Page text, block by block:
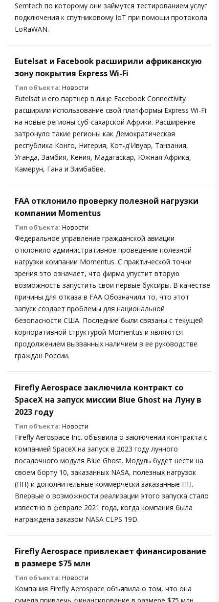
Semtech по которому они займутся тестированием услуг
подключения к спутниковому IoT при помощи протокола
LoRaWAN.
Eutelsat и Facebook расширили африканскую
зону покрытия Express Wi-Fi
Тип объекта: Новости
Eutelsat и его партнер в лице Facebook Connectivity
расширили использование свой платформы Express Wi-Fi
на новые регионы суб-сахарской Африки. Расширение
затронуло такие регионы как Демократическая
республика Конго, Нигерия, Кот-д'Ивуар, Танзания,
Уганда, Замбия, Кения, Мадагаскар, Южная Африка,
Камерун, Гана и Зимбабве.
FAA отклонило проверку полезной нагрузки
компании Momentus
Тип объекта: Новости
Федеральное управление гражданской авиации
отклонило административное проведение полезной
нагрузки компании Momentus. С практической точки
зрения это означает, что фирма упустит вторую
возможность запустить свои первые буксиры. В качестве
причины для отказа в FAA Обозначили то, что этот
запуск создает проблемы для национальной
безопасности США. Последние были связаны с текущей
корпоративной структурой Momentus и являются
продолжением вызванных наличием в ее руководстве
граждан России.
Firefly Aerospace заключила контракт со
SpaceX на запуск миссии Blue Ghost на Луну в
2023 году
Тип объекта: Новости
Firefly Aerospace Inc. объявила о заключении контракта с
компанией SpaceX на запуск в 2023 году лунного
посадочного модуля Blue Ghost. Модуль будет нести на
своем борту 10, заказанных NASA, полезных нагрузок
(ПН) и дополнительные коммерчески заказанные ПН.
Впервые о возможности реализации этого запуска стало
известно в феврале 2021 года, когда компания была
награждена заказом NASA CLPS 19D.
Firefly Aerospace привлекает финансирование
в размере $75 млн
Тип объекта: Новости
Компания Firefly Aerospace объявила о том, что она